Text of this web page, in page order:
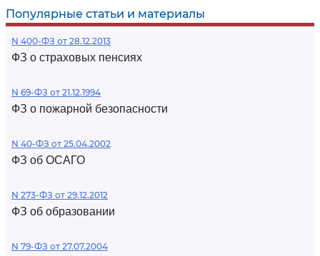
Популярные статьи и материалы
N 400-ФЗ от 28.12.2013
ФЗ о страховых пенсиях
N 69-ФЗ от 21.12.1994
ФЗ о пожарной безопасности
N 40-ФЗ от 25.04.2002
ФЗ об ОСАГО
N 273-ФЗ от 29.12.2012
ФЗ об образовании
N 79-ФЗ от 27.07.2004